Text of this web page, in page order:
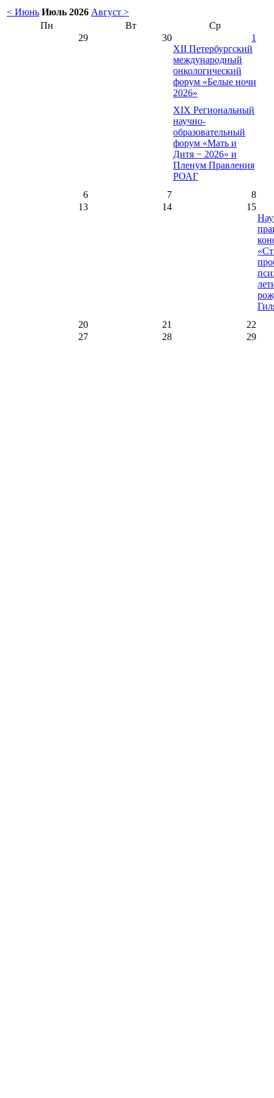
< Июнь Июль 2026 Август >
Пн
Вт
Ср
29
30
1
XII Петербургский
международный
онкологический
форум «Белые ночи
2026»
XIX Региональный
научно-
образовательный
форум «Мать и
Дитя − 2026» и
Пленум Правления
РОАГ
6
7
8
13
14
15
20
21
22
27
28 29